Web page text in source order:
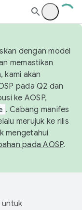
dengan model
memastikan
kami akan
pada Q2 dan
ke AOSP,
. Cabang manifes
merujuk ke rilis
mengetahui
pada AOSP.
untuk